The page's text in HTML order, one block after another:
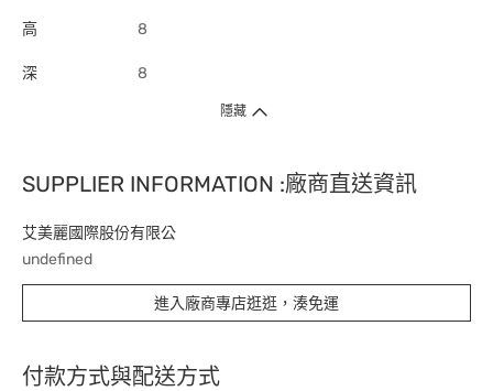
高 8
深 8
隱藏
SUPPLIER INFORMATION :廠商直送資訊
艾美麗國際股份有限公
undefined
進入廠商專店逛逛，湊免運
付款方式與配送方式